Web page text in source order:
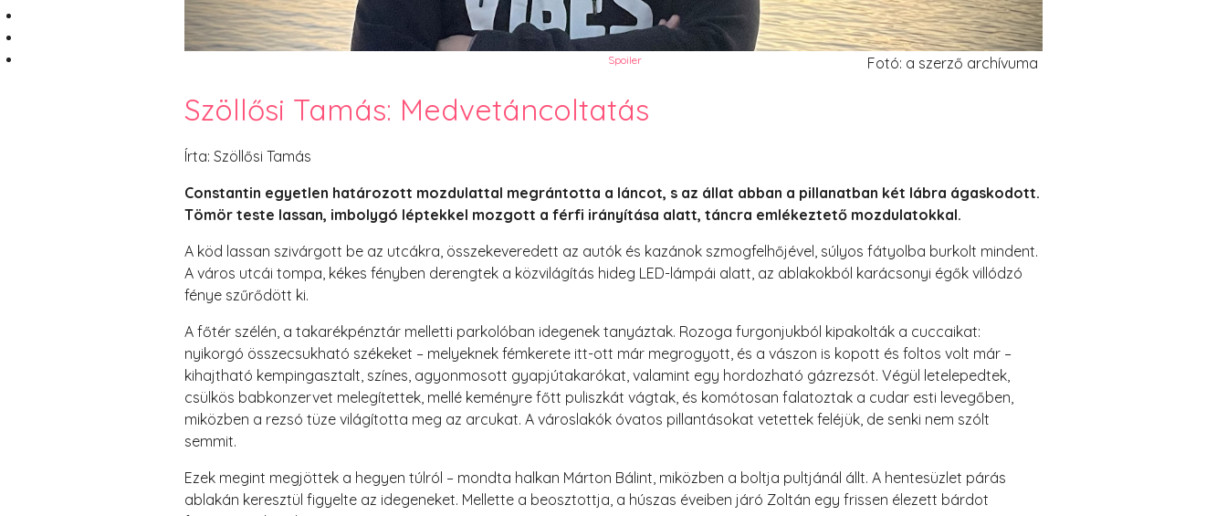
HNB
Eronim Mox szakácskönyve
Spoiler
Fotó: a szerző archívuma
Szöllősi Tamás: Medvetáncoltatás
Írta: Szöllősi Tamás
Constantin egyetlen határozott mozdulattal megrántotta a láncot, s az állat abban a pillanatban két lábra ágaskodott.
Tömör teste lassan, imbolygó léptekkel mozgott a férfi irányítása alatt, táncra emlékeztető mozdulatokkal.
A köd lassan szivárgott be az utcákra, összekeveredett az autók és kazánok szmogfelhőjével, súlyos fátyolba burkolt mindent.
A város utcái tompa, kékes fényben derengtek a közvilágítás hideg LED-lámpái alatt, az ablakokból karácsonyi égők villódzó
fénye szűrődött ki.
A főtér szélén, a takarékpénztár melletti parkolóban idegenek tanyáztak. Rozoga furgonjukból kipakolták a cuccaikat:
nyikorgó összecsukható székeket – melyeknek fémkerete itt-ott már megrogyott, és a vászon is kopott és foltos volt már –
kihajtható kempingasztalt, színes, agyonmosott gyapjútakarókat, valamint egy hordozható gázrezsót. Végül letelepedtek,
csülkös babkonzervet melegítettek, mellé keményre főtt puliszkát vágtak, és komótosan falatoztak a cudar esti levegőben,
miközben a rezsó tüze világította meg az arcukat. A városlakók óvatos pillantásokat vetettek feléjük, de senki nem szólt
semmit.
Ezek megint megjöttek a hegyen túlról – mondta halkan Márton Bálint, miközben a boltja pultjánál állt. A hentesüzlet párás
ablakán keresztül figyelte az idegeneket. Mellette a beosztottja, a húszas éveiben járó Zoltán egy frissen élezett bárdot